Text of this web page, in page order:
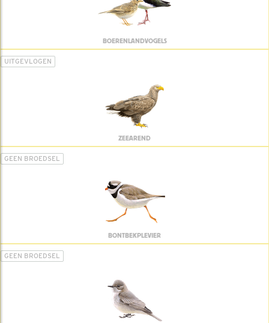
BOERENLANDVOGELS
UITGEVLOGEN
ZEEAREND
GEEN BROEDSEL
BONTBEKPLEVIER
GEEN BROEDSEL